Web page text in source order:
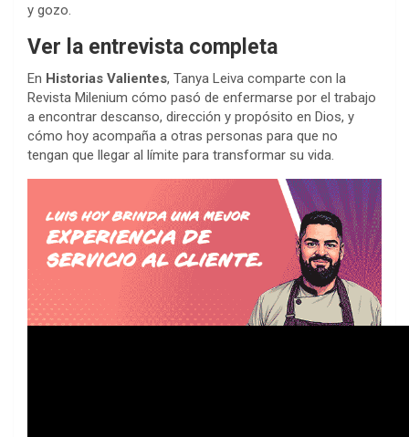
y gozo.
Ver la entrevista completa
En Historias Valientes, Tanya Leiva comparte con la
Revista Milenium cómo pasó de enfermarse por el trabajo
a encontrar descanso, dirección y propósito en Dios, y
cómo hoy acompaña a otras personas para que no
tengan que llegar al límite para transformar su vida.